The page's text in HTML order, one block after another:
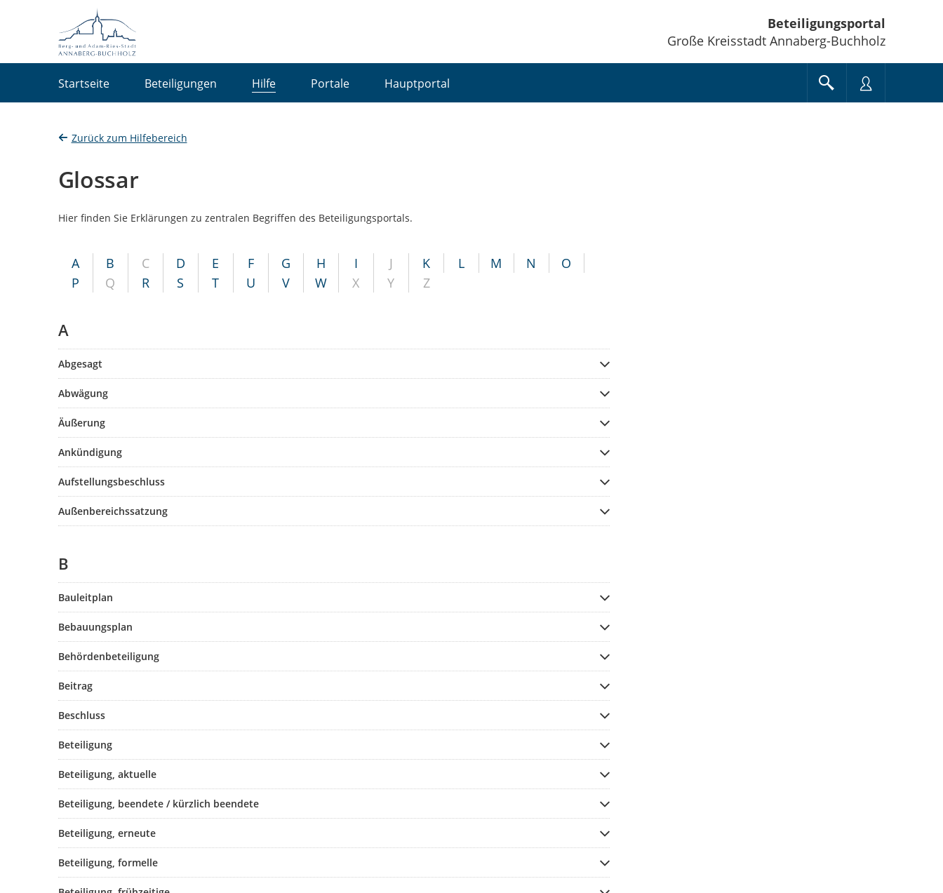
Beteiligungsportal
Große Kreisstadt Annaberg-Buchholz
Startseite Beteiligungen Hilfe Portale Hauptportal
Zurück zum Hilfebereich
Glossar
Hier finden Sie Erklärungen zu zentralen Begriffen des Beteiligungsportals.
A B C D E F G H I J K L M N
O
P
Q R S T U V W X Y Z
A
Abgesagt
Abwägung
Äußerung
Ankündigung
Aufstellungsbeschluss
Außenbereichssatzung
B
Bauleitplan
Bebauungsplan
Behördenbeteiligung
Beitrag
Beschluss
Beteiligung
Beteiligung, aktuelle
Beteiligung, beendete / kürzlich beendete
Beteiligung, erneute
Beteiligung, formelle